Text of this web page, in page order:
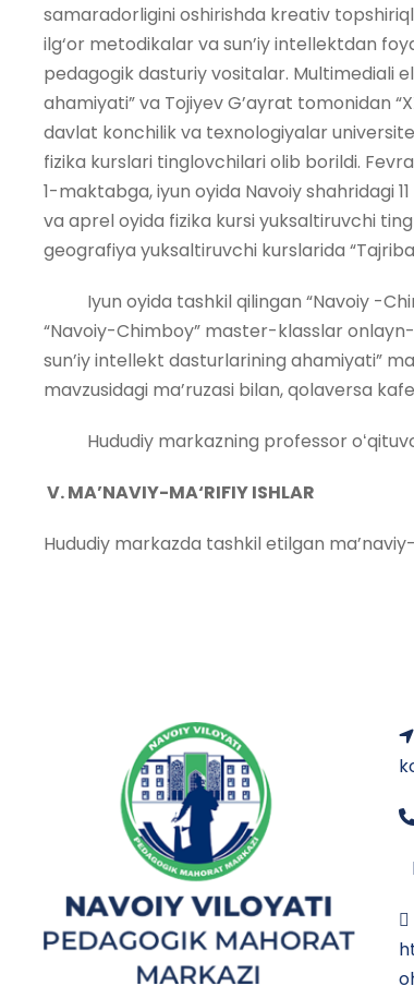
samaradorligini oshirishda kreativ
ilg‘or metodikalar va sun’iy intellektdan
pedagogik dasturiy vositalar. Multimediali
ahamiyati” va Tojiyev G’ayrat tomonidan
davlat konchilik va texnologiyalar
fizika kurslari tinglovchilari olib borildi.
1-maktabga, iyun oyida Navoiy shahridagi
va aprel oyida fizika kursi yuksaltiruvchi
geografiya yuksaltiruvchi kurslarida
Iyun oyida tashkil qilingan “Navoiy -
“Navoiy-Chimboy” master-klasslar
sun’iy intellekt dasturlarining ahamiyati”
mavzusidagi ma’ruzasi bilan, qolaversa
Hududiy markazning professor
V. MA’NAVIY-MA‘RIFIY ISHLAR
Hududiy markazda tashkil etilgan